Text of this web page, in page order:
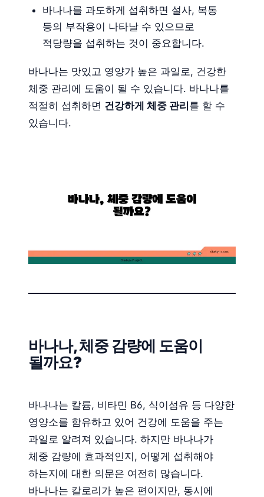
바나나를 과도하게 섭취하면 설사, 복통
등의 부작용이 나타날 수 있으므로
적당량을 섭취하는 것이 중요합니다.
바나나는 맛있고 영양가 높은 과일로, 건강한
체중 관리에 도움이 될 수 있습니다. 바나나를
적절히 섭취하면 건강하게 체중 관리 를 할 수
있습니다.
바나나, 체중 감량에 도움이
될까요?
바나나는 칼륨, 비타민 B6, 식이섬유 등 다양한
영양소를 함유하고 있어 건강에 도움을 주는
과일로 알려져 있습니다. 하지만 바나나가
체중 감량에 효과적인지, 어떻게 섭취해야
하는지에 대한 의문은 여전히 많습니다.
바나나는 칼로리가 높은 편이지만, 동시에